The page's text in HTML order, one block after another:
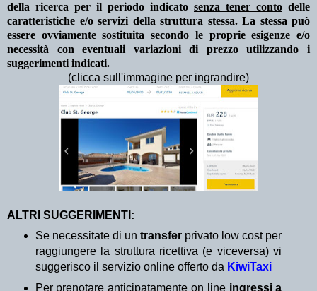
della ricerca per il periodo indicato senza tener conto delle
caratteristiche e/o servizi della struttura stessa. La stessa può
essere ovviamente sostituita secondo le proprie esigenze e/o
necessità con eventuali variazioni di prezzo utilizzando i
suggerimenti indicati.
(clicca sull'immagine per ingrandire)
ALTRI SUGGERIMENTI:
Se necessitate di un transfer privato low cost per
raggiungere la struttura ricettiva (e viceversa) vi
suggerisco il servizio online offerto da KiwiTaxi
Per prenotare anticipatamente on line ingressi a